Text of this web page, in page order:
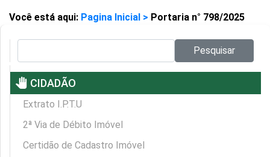
Você está aqui: Pagina Inicial > Portaria n° 798/2025
Pesquisar
pan_tool CIDADÃO
Extrato I.P.T.U
2ª Via de Débito Imóvel
Certidão de Cadastro Imóvel